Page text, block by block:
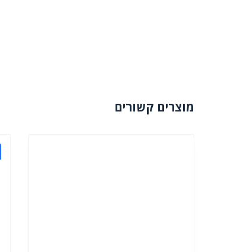
מוצרים קשורים